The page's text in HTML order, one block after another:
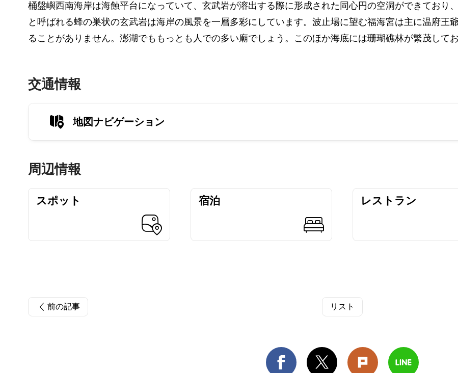
桶盤嶼西南海岸は海蝕平台になっていて、玄武岩が溶出する際に形成された同心円の空洞ができており
と呼ばれる蜂の巣状の玄武岩は海岸の風景を一層多彩にしています。波止場に望む福海宮は主に温府王
ることがありません。澎湖でももっとも人での多い廟でしょう。このほか海底には珊瑚礁林が繁茂して
交通情報
地図ナビゲーション
周辺情報
スポット 宿泊 レストラン
前の記事 リスト